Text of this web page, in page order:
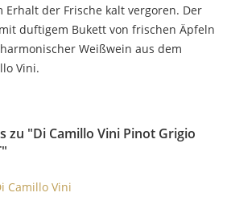
Erhalt der Frische kalt vergoren. Der
duftigem Bukett von frischen Äpfeln
Weißwein aus dem
Vini.
zu "Di Camillo Vini Pinot Grigio
Camillo Vini